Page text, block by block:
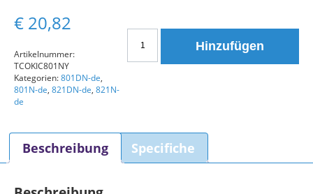
€ 20,82
44643001
Kompatibler
Hinzufügen
Artikelnummer:
TCOKIC801NY
Kategorien:801DN-de,
801N-de, 821DN-de, 821N-
de
Beschreibung Specifiche